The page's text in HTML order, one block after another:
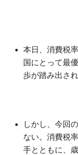
本日、消費税率
国にとって最
歩が踏み出さ
しかし、今回
ない。消費税
手とともに、